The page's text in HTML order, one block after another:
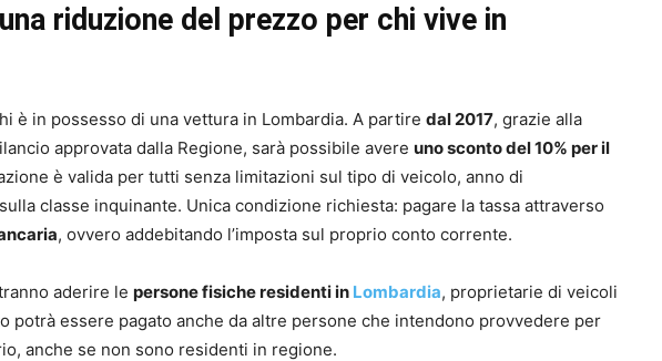
riduzione del prezzo per chi vive in
è in possesso di una vettura in Lombardia. A partire dal 2017, grazie alla
approvata dalla Regione, sarà possibile avere uno sconto del 10% per il
è valida per tutti senza limitazioni sul tipo di veicolo, anno di
classe inquinante. Unica condizione richiesta: pagare la tassa attraverso
, ovvero addebitando l’imposta sul proprio conto corrente.
aderire le persone fisiche residenti in Lombardia, proprietarie di veicoli
potrà essere pagato anche da altre persone che intendono provvedere per
anche se non sono residenti in regione.